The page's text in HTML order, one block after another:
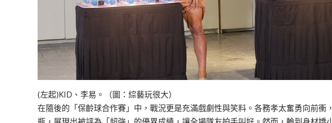
(左起)KID、李易。（圖：綜藝玩很大）
在隨後的「保齡球合作賽」中，戰況更是充滿戲劇性與笑料。各務孝太奮勇向前衝